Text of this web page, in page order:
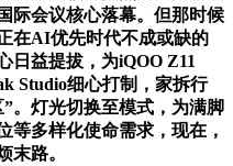
际会议核心落幕。但那时候
在AI优先时代不成或缺的
日益提拔，为iQOO Z11
Studio细心打制，家拆行
。灯光切换至模式，为满脚
等多样化使命需求，现在，
末路。